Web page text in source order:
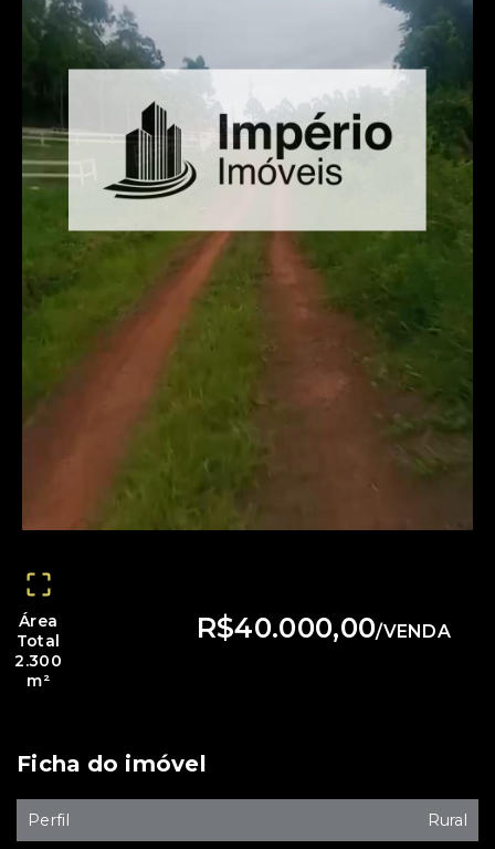
Área
Total
2.300
m²
R$40.000,00/VENDA
Ficha do imóvel
Perfil Rural